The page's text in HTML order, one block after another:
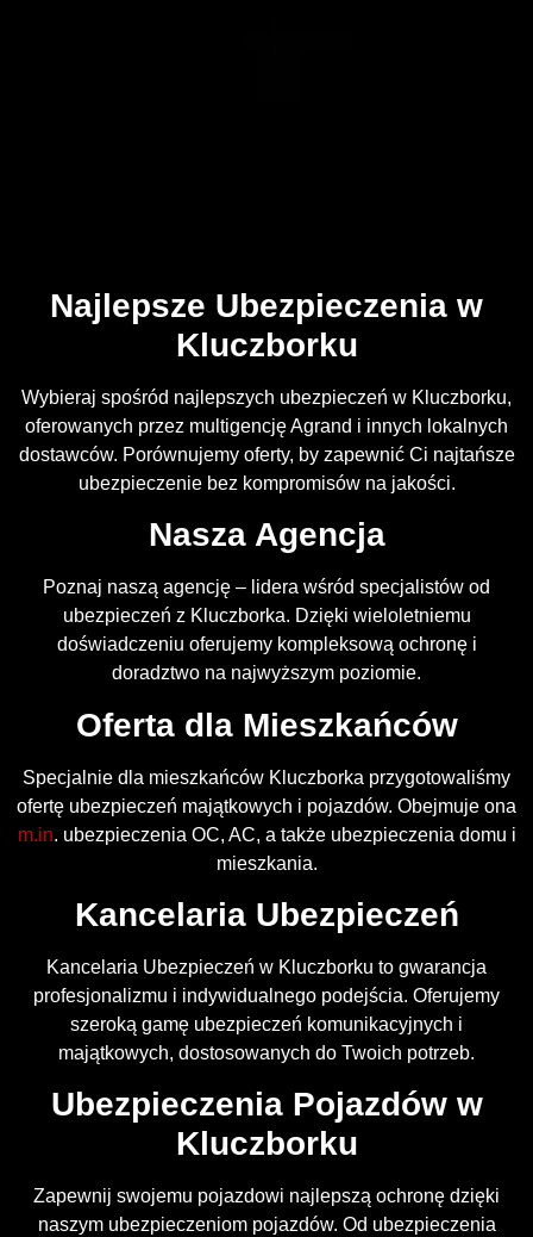
Najlepsze Ubezpieczenia w
Kluczborku
Wybieraj spośród najlepszych ubezpieczeń w Kluczborku,
oferowanych przez multigencję Agrand i innych lokalnych
dostawców. Porównujemy oferty, by zapewnić Ci najtańsze
ubezpieczenie bez kompromisów na jakości.
Nasza Agencja
Poznaj naszą agencję – lidera wśród specjalistów od
ubezpieczeń z Kluczborka. Dzięki wieloletniemu
doświadczeniu oferujemy kompleksową ochronę i
doradztwo na najwyższym poziomie.
Oferta dla Mieszkańców
Specjalnie dla mieszkańców Kluczborka przygotowaliśmy
ofertę ubezpieczeń majątkowych i pojazdów. Obejmuje ona
m.in. ubezpieczenia OC, AC, a także ubezpieczenia domu i
mieszkania.
Kancelaria Ubezpieczeń
Kancelaria Ubezpieczeń w Kluczborku to gwarancja
profesjonalizmu i indywidualnego podejścia. Oferujemy
szeroką gamę ubezpieczeń komunikacyjnych i
majątkowych, dostosowanych do Twoich potrzeb.
Ubezpieczenia Pojazdów w
Kluczborku
Zapewnij swojemu pojazdowi najlepszą ochronę dzięki
naszym ubezpieczeniom pojazdów. Od ubezpieczenia